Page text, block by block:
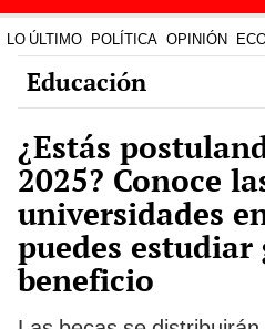
LO ÚLTIMO POLÍTICA OPINIÓN
Educación
¿Estás
2025? Conoce
universidades
puedes estudiar
beneficio